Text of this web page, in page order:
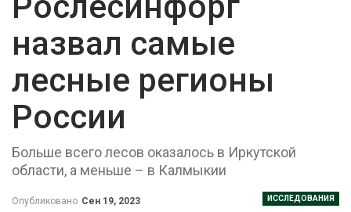
назвал самые
лесные регионы
России
Больше всего лесов оказалось в Иркутской
области, а меньше – в Калмыкии
ИССЛЕДОВАНИЯ
Опубликовано Сен 19, 2023